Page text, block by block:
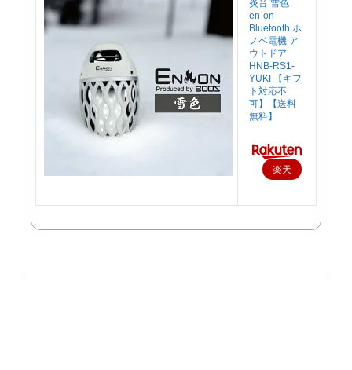
炎音 雪色
en-on
Bluetooth ホ
ノベ電機 ア
ウトドア
HNB-RS1-
YUKI 【ギフ
ト対応不
可】【送料
無料】
楽天